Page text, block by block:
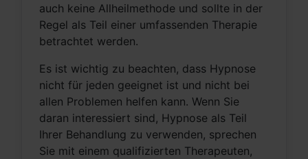
auch keine Allheilmethode und sollte in der
Regel als Teil einer umfassenden Therapie
betrachtet werden.
Es ist wichtig zu beachten, dass Hypnose
nicht für jeden geeignet ist und nicht bei
allen Problemen helfen kann. Wenn Sie
daran interessiert sind, Hypnose als Teil
Ihrer Behandlung zu verwenden, sprechen
Sie mit einem qualifizierten Therapeuten,